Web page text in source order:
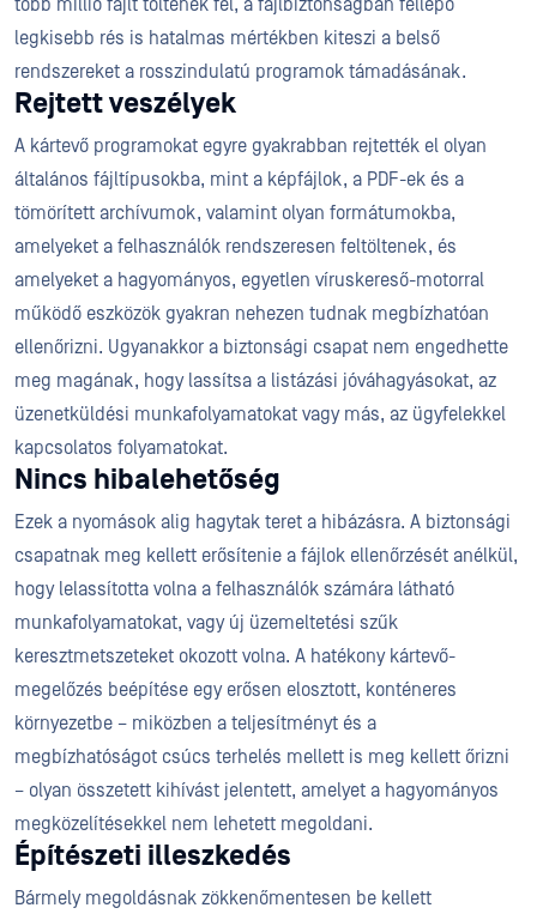
több millió fájlt töltenek fel, a fájlbiztonságban fellépő
legkisebb rés is hatalmas mértékben kiteszi a belső
rendszereket a rosszindulatú programok támadásának.
Rejtett veszélyek
A kártevő programokat egyre gyakrabban rejtették el olyan
általános fájltípusokba, mint a képfájlok, a PDF-ek és a
tömörített archívumok, valamint olyan formátumokba,
amelyeket a felhasználók rendszeresen feltöltenek, és
amelyeket a hagyományos, egyetlen víruskereső-motorral
működő eszközök gyakran nehezen tudnak megbízhatóan
ellenőrizni. Ugyanakkor a biztonsági csapat nem engedhette
meg magának, hogy lassítsa a listázási jóváhagyásokat, az
üzenetküldési munkafolyamatokat vagy más, az ügyfelekkel
kapcsolatos folyamatokat.
Nincs hibalehetőség
Ezek a nyomások alig hagytak teret a hibázásra. A biztonsági
csapatnak meg kellett erősítenie a fájlok ellenőrzését anélkül,
hogy lelassította volna a felhasználók számára látható
munkafolyamatokat, vagy új üzemeltetési szűk
keresztmetszeteket okozott volna. A hatékony kártevő-
megelőzés beépítése egy erősen elosztott, konténeres
környezetbe – miközben a teljesítményt és a
megbízhatóságot csúcs terhelés mellett is meg kellett őrizni
– olyan összetett kihívást jelentett, amelyet a hagyományos
megközelítésekkel nem lehetett megoldani.
Építészeti illeszkedés
Bármely megoldásnak zökkenőmentesen be kellett